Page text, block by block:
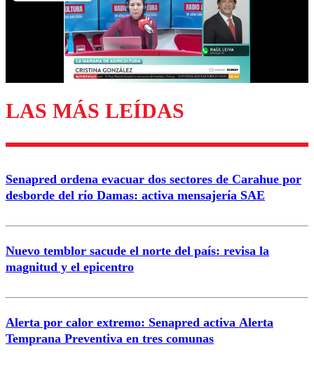
Enviar comentario
LAS MÁS LEÍDAS
Senapred ordena evacuar dos sectores de Carahue por
desborde del río Damas: activa mensajería SAE
Nuevo temblor sacude el norte del país: revisa la
magnitud y el epicentro
Alerta por calor extremo: Senapred activa Alerta
Temprana Preventiva en tres comunas